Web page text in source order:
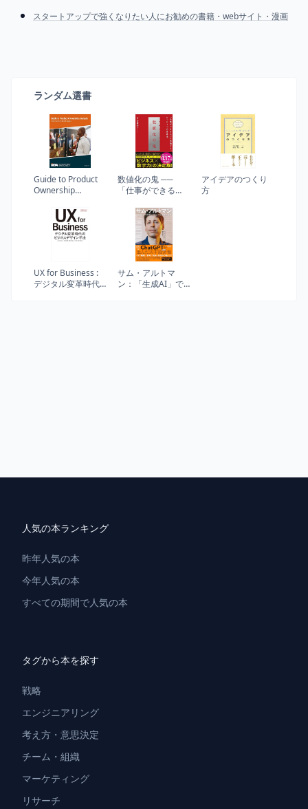
スタートアップで強くなりたい人にお勧めの書籍・webサイト・漫画
ランダム選書
Guide to Product
Ownership
数値化の鬼 ──
「仕事ができる
たった1つの思考法
アイデアのつくり
方
UX for Business :
デジタル変革時代
サム・アルトマ
ン：「生成AI」で
人気の本ランキング
昨年人気の本
今年人気の本
すべての期間で人気の本
タグから本を探す
戦略
エンジニアリング
考え方・意思決定
チーム・組織
マーケティング
リサーチ